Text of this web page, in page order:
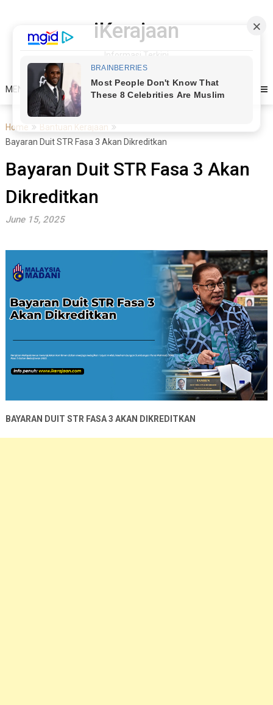
iKerajaan
Informasi Terkini
MENU
Home
Bantuan Kerajaan
Bayaran Duit STR Fasa 3 Akan Dikreditkan
Bayaran Duit STR Fasa 3 Akan
Dikreditkan
June 15, 2025
BAYARAN DUIT STR FASA 3 AKAN DIKREDITKAN